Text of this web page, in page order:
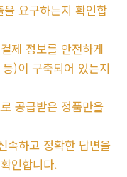
요구하는지 확인합
제 정보를 안전하게
)이 구축되어 있는지
공급받은 정품만을
속하고 정확한 답변을
인합니다.